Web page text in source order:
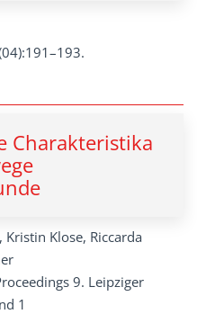
Charakteristika
Klose, Riccarda
9. Leipziger
1